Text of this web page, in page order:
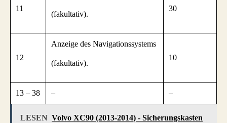
11
(fakultativ).
30
12
Anzeige des Navigationssystems
(fakultativ).
10
13 – 38 – –
LESEN Volvo XC90 (2013-2014) - Sicherungskasten